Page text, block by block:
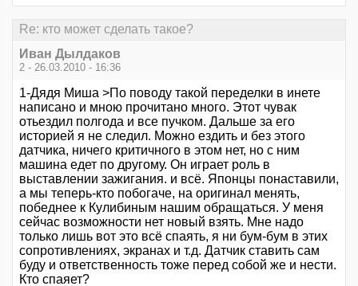
Re: кто может сделать такое?
Иван Дылдаков
2 - 26.03.2010 - 16:36
1-Дядя Миша >По поводу такой переделки в инете
написано и мною прочитано много. Этот чувак
отьездил полгода и все пучком. Дальше за его
историей я не следил. Можно ездить и без этого
датчика, ничего критичного в этом нет, но с ним
машина едет по другому. Он играет роль в
выставлении зажигания. и всё. Японцы понаставили,
а мы теперь-кто побогаче, на оригинал менять,
победнее к Кулибиным нашим обращаться. У меня
сейчас возможности нет новый взять. Мне надо
только лишь вот это всё спаять, я ни бум-бум в этих
сопротивлениях, экранах и т.д. Датчик ставить сам
буду и ответственность тоже перед собой же и нести.
Кто спаяет?